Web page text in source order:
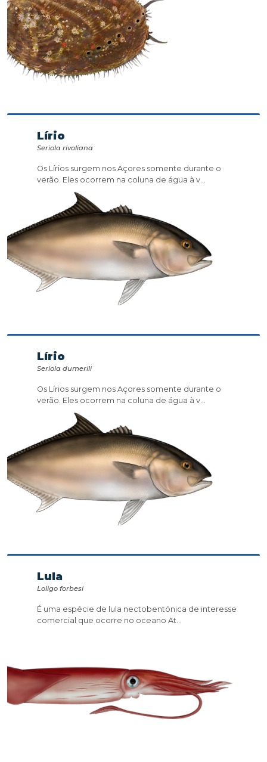
Lírio
Seriola rivoliana
Os Lírios surgem nos Açores somente durante o
verão. Eles ocorrem na coluna de água à v...
Lírio
Seriola dumerili
Os Lírios surgem nos Açores somente durante o
verão. Eles ocorrem na coluna de água à v...
Lula
Loligo forbesi
É uma espécie de lula nectobentónica de interesse
comercial que ocorre no oceano At...